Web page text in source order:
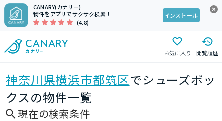
CANARY(カナリー)
物件をアプリでサクサク検索！
(4.8)
インストール
お気に入り 閲覧履歴
神奈川県横浜市都筑区でシューズボッ
クスの物件一覧
現在の検索条件